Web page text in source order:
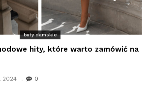
buty damskie
hity, które warto zamówić na
2024 0